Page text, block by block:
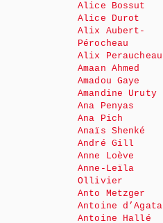
Alice Bossut
Alice Durot
Alix Aubert-
Pérocheau
Alix Peraucheau
Amaan Ahmed
Amadou Gaye
Amandine Uruty
Ana Penyas
Ana Pich
Anaïs Shenké
André Gill
Anne Loève
Anne-Leïla
Ollivier
Anto Metzger
Antoine d’Agata
Antoine Hallé